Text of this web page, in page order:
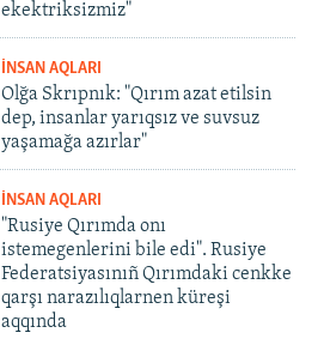
ekektriksizmiz"
İNSAN AQLARI
Olğa Skrıpnık: "Qırım azat etilsin
dep, insanlar yarıqsız ve suvsuz
yaşamağa azırlar"
İNSAN AQLARI
"Rusiye Qırımda onı
istemegenlerini bile edi". Rusiye
Federatsiyasınıñ Qırımdaki cenkke
qarşı narazılıqlarnen küreşi
aqqında